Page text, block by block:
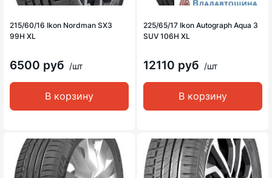
215/60/16 Ikon Nordman SX3
99H XL
6500 руб /шт
В корзину
225/65/17 Ikon Autograph Aqua 3
SUV 106H XL
12110 руб /шт
В корзину